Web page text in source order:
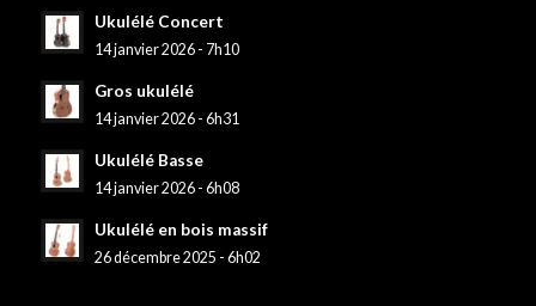
Ukulélé Concert
14 janvier 2026 - 7h10
Gros ukulélé
14 janvier 2026 - 6h31
Ukulélé Basse
14 janvier 2026 - 6h08
Ukulélé en bois massif
26 décembre 2025 - 6h02